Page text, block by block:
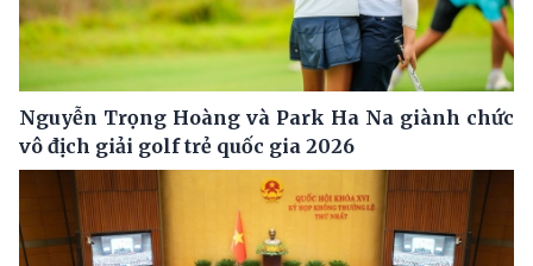
Nguyễn Trọng Hoàng và Park Ha Na giành chức
vô địch giải golf trẻ quốc gia 2026